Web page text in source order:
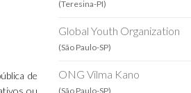
de
ou
(Teresina-PI)
Global Youth Organization
(São Paulo-SP)
ONG Vilma Kano
(São Paulo-SP)